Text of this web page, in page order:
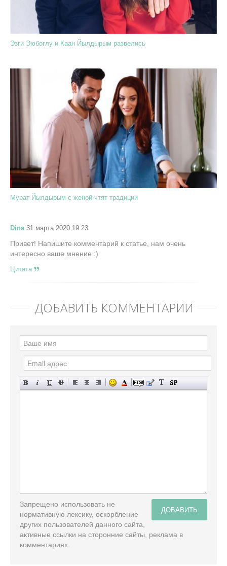
Эзги Эюбоглу и Каан Йылдырым развелись
Мурат Йылдырым с женой чтят традиции
Dina31 марта 2020 19:23
Привет! Напишите комментарий к статье, нам очень
интересно ваше мнение :)
Цитата
ДОБАВИТЬ КОММЕНТАРИЙ
ДОБАВИТЬ
Запрещено использовать не
нормативную лексику, оскорбление
других пользователей данного сайта,
активные ссылки на сторонние сайты, реклама в
комментариях.